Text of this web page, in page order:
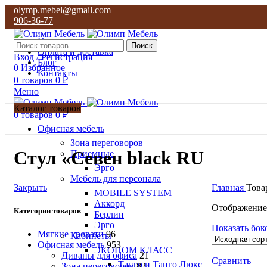
olymp.mebel@gmail.com
906-36-77
О нас
Оплата и доставка
Блог
Контакты
Поиск
Вход / Регистрация
0 Избранное
0 товаров 0₽
Меню
0товаров 0₽
Каталог товаров
Офисная мебель
Зона переговоров
Приемные
Эрго
Мебель для персонала
MOBILE SYSTEM
Аккорд
Берлин
Эрго
Кабинеты
ЭКОНОМ КЛАСС
Танго и Танго Люкс
Стул «Севен black RU
Закрыть
Категории товаров
Мягкие кровати 96
Офисная мебель 953
Диваны для офиса 21
Главная
Отображение
Показать
Сравнить